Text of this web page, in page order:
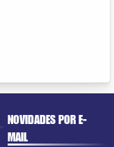
NOVIDADES POR E-
MAIL